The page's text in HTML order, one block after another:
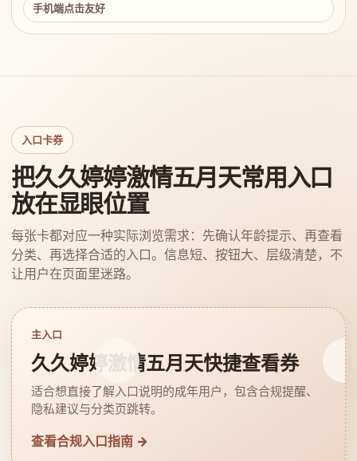
手机端点击友好
入口卡券
把久久婷婷激情五月天常用入口
放在显眼位置
每张卡都对应一种实际浏览需求：先确认年龄提示、再查看
分类、再选择合适的入口。信息短、按钮大、层级清楚，不
让用户在页面里迷路。
主入口
久久婷婷激情五月天快捷查看券
适合想直接了解入口说明的成年用户，包含合规提醒、
隐私建议与分类页跳转。
查看合规入口指南 →